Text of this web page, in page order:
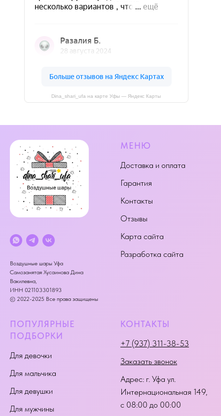
Dina_shari_ufa на карте Уфы — Яндекс Карты
Воздушные шары Уфа
Самозанятая Хусаинова Дина
Вакилевна,
ИНН 021103301893
© 2022-2025 Все права защищены
МЕНЮ
Доставка и оплата
Гарантия
Контакты
Отзывы
Карта сайта
Разработка сайта
ПОПУЛЯРНЫЕ
ПОДБОРКИ
Для девочки
Для мальчика
Для девушки
Для мужчины
КОНТАКТЫ
+7 (937) 311-38-53
Заказать звонок
Адрес: г. Уфа ул.
Интернациональная 149,
с 08:00 до 00:00